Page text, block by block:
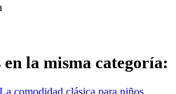
la misma categoría: